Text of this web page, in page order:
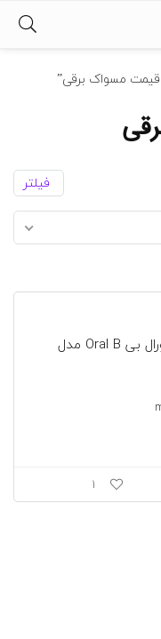
مسواک برقی”
فیلتر
مسواک باتری دار اورال بی Oral B مدل
1